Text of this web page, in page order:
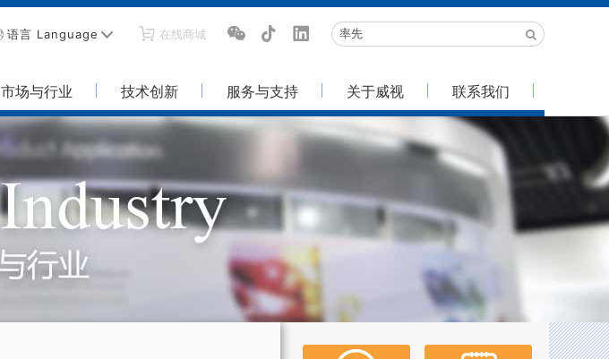
语言 Language 在线商城
市场与行业 技术创新 服务与支持 关于威视 联系我们